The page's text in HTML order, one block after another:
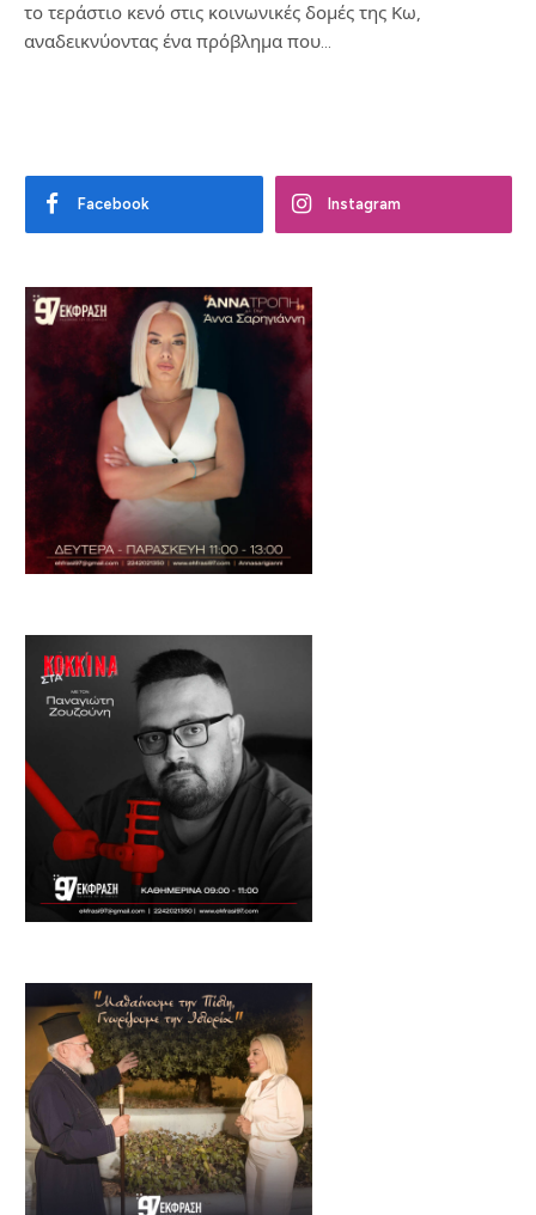
το τεράστιο κενό στις κοινωνικές δομές της Κω,
αναδεικνύοντας ένα πρόβλημα που…
Facebook Instagram